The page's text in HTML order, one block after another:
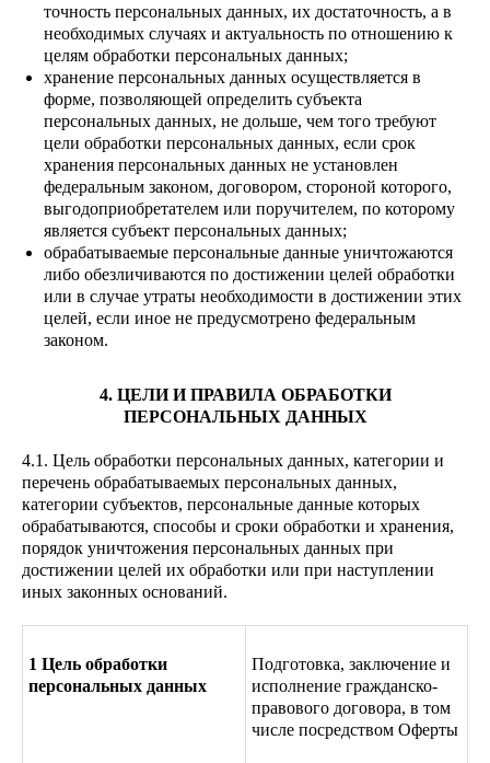
точность персональных данных, их достаточность, а в
необходимых случаях и актуальность по отношению к
целям обработки персональных данных;
хранение персональных данных осуществляется в
форме, позволяющей определить субъекта
персональных данных, не дольше, чем того требуют
цели обработки персональных данных, если срок
хранения персональных данных не установлен
федеральным законом, договором, стороной которого,
выгодоприобретателем или поручителем, по которому
является субъект персональных данных;
обрабатываемые персональные данные уничтожаются
либо обезличиваются по достижении целей обработки
или в случае утраты необходимости в достижении этих
целей, если иное не предусмотрено федеральным
законом.
4. ЦЕЛИ И ПРАВИЛА ОБРАБОТКИ
ПЕРСОНАЛЬНЫХ ДАННЫХ
4.1. Цель обработки персональных данных, категории и
перечень обрабатываемых персональных данных,
категории субъектов, персональные данные которых
обрабатываются, способы и сроки обработки и хранения,
порядок уничтожения персональных данных при
достижении целей их обработки или при наступлении
иных законных оснований.
1 Цель обработки
персональных данных
Подготовка, заключение и
исполнение гражданско-
правового договора, в том
числе посредством Оферты